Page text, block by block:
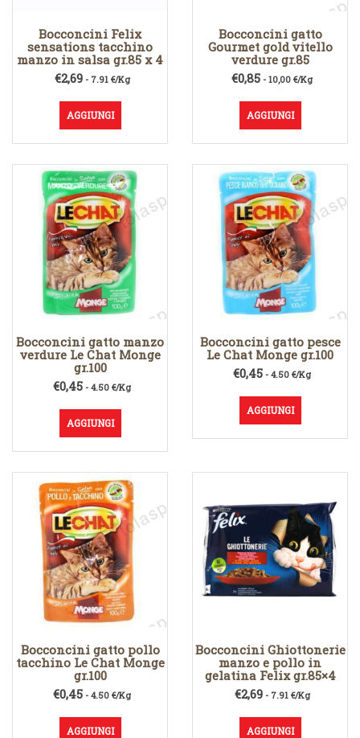
Bocconcini Felix
sensations tacchino
manzo in salsa gr.85 x 4
€2,69- 7.91 €/Kg
AGGIUNGI
Bocconcini gatto
Gourmet gold vitello
verdure gr.85
€0,85 - 10,00 €/Kg
AGGIUNGI
Bocconcini gatto manzo
verdure Le Chat Monge
gr.100
€0,45 - 4.50 €/Kg
AGGIUNGI
Bocconcini gatto pesce
Le Chat Monge gr.100
€0,45 - 4.50 €/Kg
AGGIUNGI
Bocconcini gatto pollo
tacchino Le Chat Monge
gr.100
€0,45 - 4.50 €/Kg
AGGIUNGI
Bocconcini Ghiottonerie
manzo e pollo in
gelatina Felix gr.85×4
€2,69- 7.91 €/Kg
AGGIUNGI